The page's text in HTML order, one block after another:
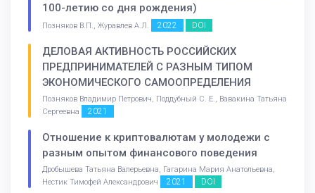
100-летию со дня рождения)
Позняков В.П., Журавлев А.Л. 2022 DOI
ДЕЛОВАЯ АКТИВНОСТЬ РОССИЙСКИХ
ПРЕДПРИНИМАТЕЛЕЙ С РАЗНЫМ ТИПОМ
ЭКОНОМИЧЕСКОГО САМООПРЕДЕЛЕНИЯ
Позняков Владимир Петрович, Поддубный С. Е., Вавакина Татьяна
Сергеевна
2021
Отношение к криптовалютам у молодежи с
разным опытом финансового поведения
Дробышева Татьяна Валерьевна, Гагарина Мария Анатольевна,
Нестик Тимофей Александрович
2021 DOI